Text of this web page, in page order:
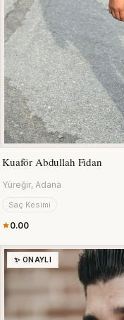
Kuaför Abdullah Fidan
Yüreğir, Adana
Saç Kesimi
0.00
✨ ONAYLI